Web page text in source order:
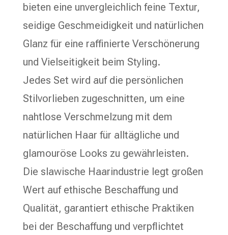
bieten eine unvergleichlich feine Textur,
seidige Geschmeidigkeit und natürlichen
Glanz für eine raffinierte Verschönerung
und Vielseitigkeit beim Styling.
Jedes Set wird auf die persönlichen
Stilvorlieben zugeschnitten, um eine
nahtlose Verschmelzung mit dem
natürlichen Haar für alltägliche und
glamouröse Looks zu gewährleisten.
Die slawische Haarindustrie legt großen
Wert auf ethische Beschaffung und
Qualität, garantiert ethische Praktiken
bei der Beschaffung und verpflichtet